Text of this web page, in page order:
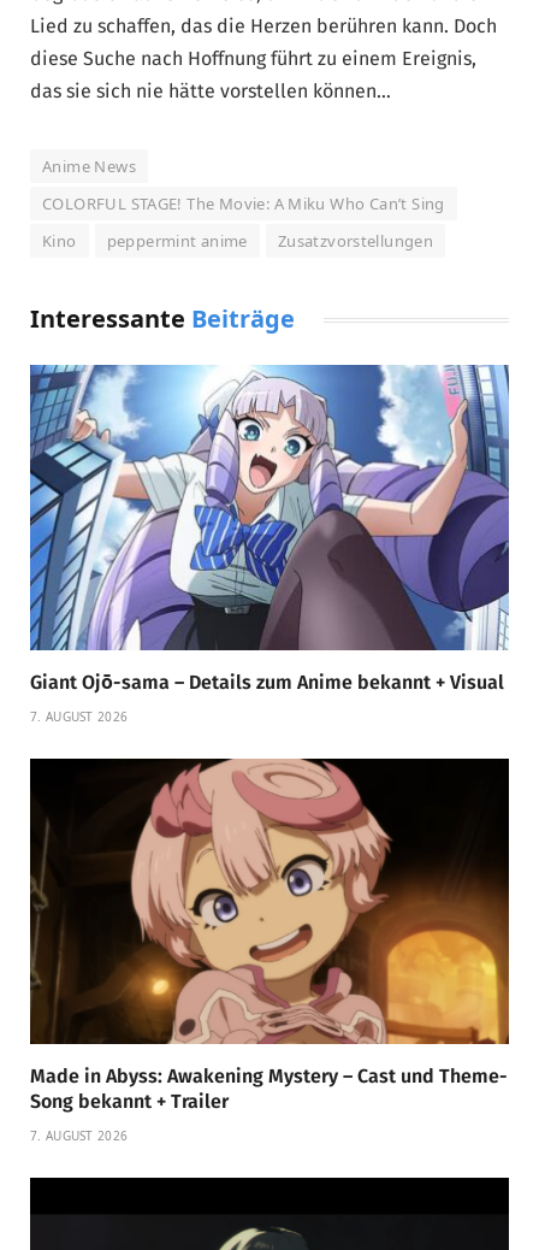
Lied zu schaffen, das die Herzen berühren kann. Doch
diese Suche nach Hoffnung führt zu einem Ereignis,
das sie sich nie hätte vorstellen können…
Anime News
COLORFUL STAGE! The Movie: A Miku Who Can’t Sing
Kino
peppermint anime Zusatzvorstellungen
Interessante Beiträge
Giant Ojō-sama – Details zum Anime bekannt + Visual
7. AUGUST 2026
Made in Abyss: Awakening Mystery – Cast und Theme-
Song bekannt + Trailer
7. AUGUST 2026